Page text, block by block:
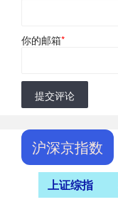
你的邮箱*
提交评论
沪深京指数
上证综指